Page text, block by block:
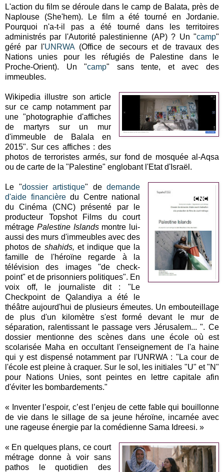
L'action du film se déroule dans le camp de Balata, près de
Naplouse (She'hem). Le film a été tourné en Jordanie.
Pourquoi n'a-t-il pas a été tourné dans les territoires
administrés par l'Autorité palestinienne (AP) ? Un "camp"
géré par l'UNRWA(Office de secours et de travaux des
Nations unies pour les réfugiés de Palestine dans le
Proche-Orient). Un "camp" sans tente, et avec des
immeubles.
Wikipedia illustre son article
sur ce camp notamment par
une "photographie d'affiches
de martyrs sur un mur
d'immeuble de Balala en
2015". Sur ces affiches : des
photos de terroristes armés, sur fond de mosquée al-Aqsa
ou de carte de la "Palestine" englobant l'Etat d'Israël.
Le "dossier artistique" dedemande
d'aide financièredu Centre national
du Cinéma (CNC) présenté par le
producteur Topshot Films du court
métrage Palestine Islandsmontre lui-
aussi des murs d'immeubles avec des
photos de shahids,et indique que la
famille de l'héroïne regarde à la
télévision des images "de check-
point" et de prisonniers politiques". En
voix off, le journaliste dit : "Le
Checkpoint de Qalandiya a été le
théâtre aujourd'hui de plusieurs émeutes. Un embouteillage
de plus d'un kilomètre s'est formé devant le mur de
séparation, ralentissant le passage vers Jérusalem... ". Ce
dossier mentionne des scènes dans une école où est
scolarisée Maha en occultant l'enseignement de l'a haine
qui y est dispensé notamment par l'UNRWA : " La cour de
l'école est pleine à craquer. Sur le sol, les initiales "U" et "N"
pour Nations Unies, sont peintes en lettre capitale afin
d'éviter les bombardements."
« Inventer l’espoir, c’est l’enjeu de cette fable qui bouillonne
de vie dans le sillage de sa jeune héroïne, incarnée avec
une rageuse énergie par la comédienne Sama Idreesi. »
« En quelques plans, ce court
métrage donne à voir sans
pathos le quotidien des